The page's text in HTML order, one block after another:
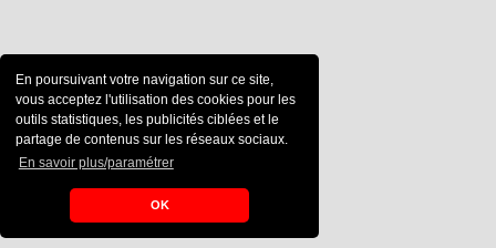
En poursuivant votre navigation sur ce site,
vous acceptez l'utilisation des cookies pour les
outils statistiques, les publicités ciblées et le
partage de contenus sur les réseaux sociaux.
En savoir plus/paramétrer
OK